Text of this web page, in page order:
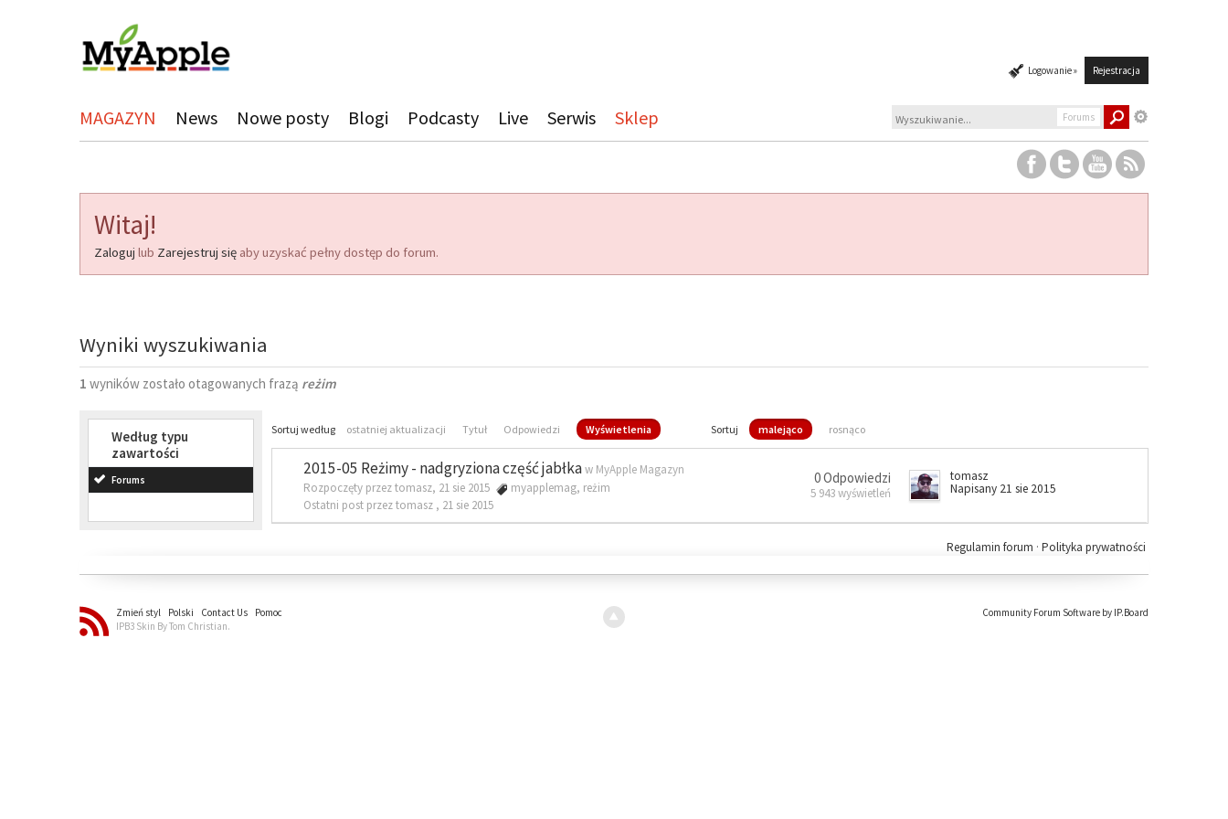
Logowanie » Rejestracja
MAGAZYN News Nowe posty Blogi Podcasty Live Serwis Sklep Forums
Witaj!
Zaloguj lub Zarejestruj się aby uzyskać pełny dostęp do forum.
Wyniki wyszukiwania
1 wyników zostało otagowanych frazą reżim
Według typu
zawartości
Forums
Sortuj według ostatniej aktualizacji Tytuł Odpowiedzi Wyświetlenia Sortuj malejąco rosnąco
2015-05 Reżimy - nadgryziona część jabłkaw MyApple Magazyn
Rozpoczęty przez tomasz, 21 sie 2015
myapplemag, reżim
Ostatni post przez tomasz , 21 sie 2015
0 Odpowiedzi
5 943 wyświetleń
tomasz
Napisany 21 sie 2015
Polityka prywatności
Regulamin forum ·
Zmień styl Polski Contact Us
Pomoc
IPB3 Skin By Tom Christian.
Community Forum Software by IP.Board